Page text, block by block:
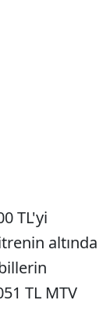
TL'yi
altında
TL MTV